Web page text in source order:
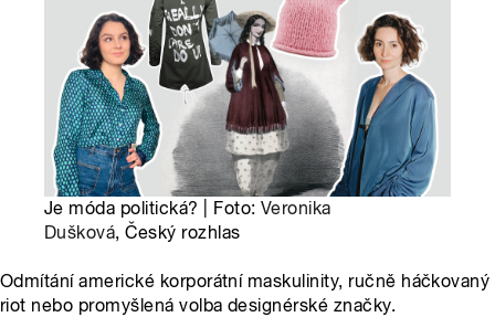
Je móda politická? | Foto: Veronika
Dušková, Český rozhlas
Odmítání americké korporátní maskulinity, ručně háčkovaný
riot nebo promyšlená volba designérské značky.